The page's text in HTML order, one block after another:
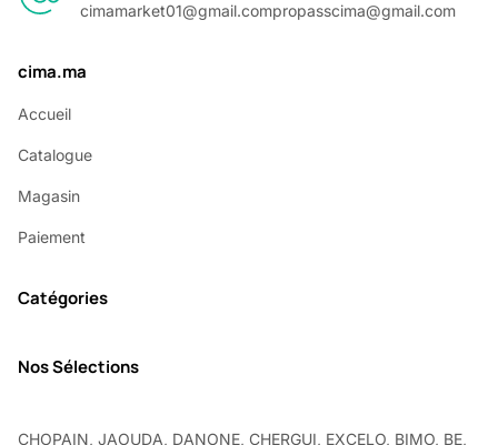
cimamarket01@gmail.compropasscima@gmail.com
cima.ma
Accueil
Catalogue
Magasin
Paiement
Catégories
Nos Sélections
CHOPAIN, JAOUDA, DANONE, CHERGUI, EXCELO, BIMO, BE,